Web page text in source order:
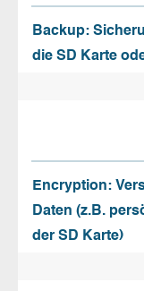
Backup:
die SD Karte
Encryption:
Daten (z.B.
der SD Karte)